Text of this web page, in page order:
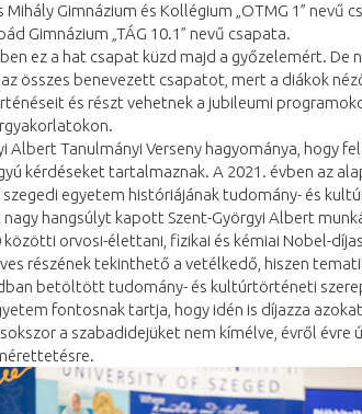
Mihály Gimnázium és Kollégium „OTMG 1” nevű
Gimnázium „TÁG 10.1” nevű csapata.
ez a hat csapat küzd majd a győzelemért. De
az összes benevezett csapatot, mert a diákok
és részt vehetnek a jubileumi
Albert Tanulmányi Verseny hagyománya, hogy
kérdéseket tartalmaznak. A 2021. évben az
egyetem históriájának tudomány- és
hangsúlyt kapott Szent-Györgyi Albert
közötti orvosi-élettani, fizikai és kémiai Nobel-
részének tekinthető a vetélkedő, hiszen
betöltött tudomány- és kultúrtörténeti
fontosnak tartja, hogy idén is díjazza
a szabadidejüket nem kímélve, évről évre